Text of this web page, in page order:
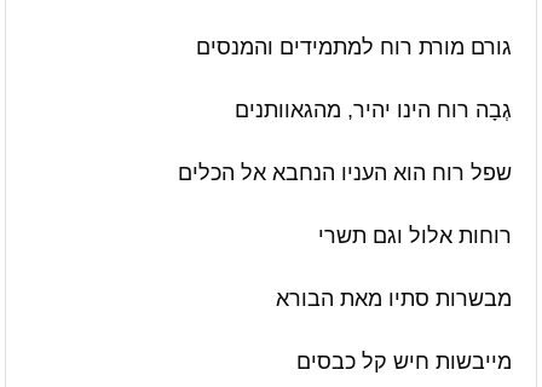
גורם מורת רוח למתמידים והמנסים
גְבָה רוח הינו יהיר, מהגאוותנים
שפל רוח הוא העניו הנחבא אל הכלים
רוחות אלול וגם תשרי
מבשרות סתיו מאת הבורא
מייבשות חיש קל כבסים